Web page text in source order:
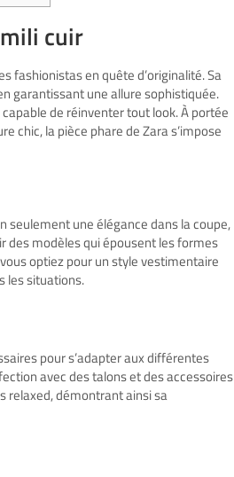
cuir
fashionistas en quête d’originalité. Sa
garantissant une allure sophistiquée.
de réinventer tout look. À portée
chic, la pièce phare de Zara s’impose
une élégance dans la coupe,
des modèles qui épousent les formes
optiez pour un style vestimentaire
les situations.
pour s’adapter aux différentes
avec des talons et des accessoires
relaxed, démontrant ainsi sa